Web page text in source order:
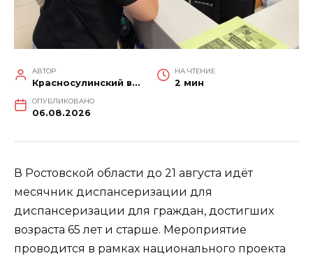
АВТОР
Красносулинский вестник
НА ЧТЕНИЕ
2 мин
ОПУБЛИКОВАНО
06.08.2026
В Ростовской области до 21 августа идёт
месячник диспансеризации для
диспансеризации для граждан, достигших
возраста 65 лет и старше. Мероприятие
проводится в рамках национального проекта